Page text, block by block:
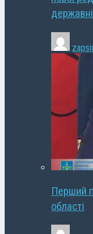
державні
Перший
області